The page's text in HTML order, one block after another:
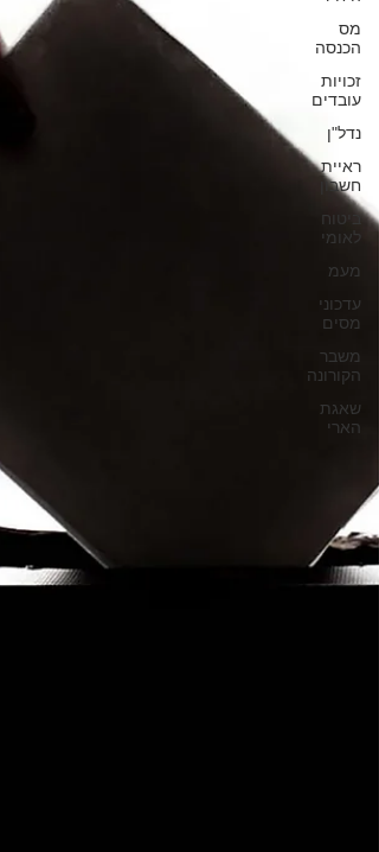
מס
הכנסה
זכויות
עובדים
נדל"ן
ראיית
חשבון
ביטוח
לאומי
מעמ
עדכוני
מסים
משבר
הקורונה
שאגת
הארי